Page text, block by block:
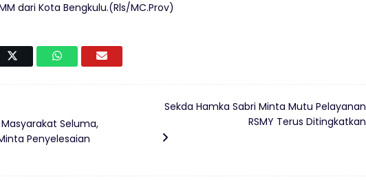
dari Kota Bengkulu.(Rls/MC.Prov)
Seluma,
Penyelesaian
Sekda Hamka Sabri Minta Mutu Pelayanan
RSMY Terus Ditingkatkan